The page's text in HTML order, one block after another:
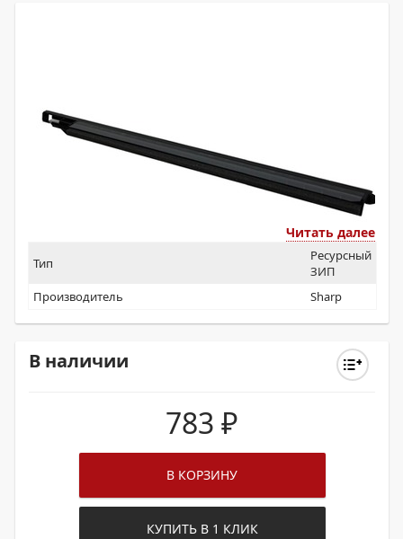
Читать далее
Тип
Ресурсный
ЗИП
Производитель
Sharp
В наличии
783 ₽
В КОРЗИНУ
КУПИТЬ В 1 КЛИК